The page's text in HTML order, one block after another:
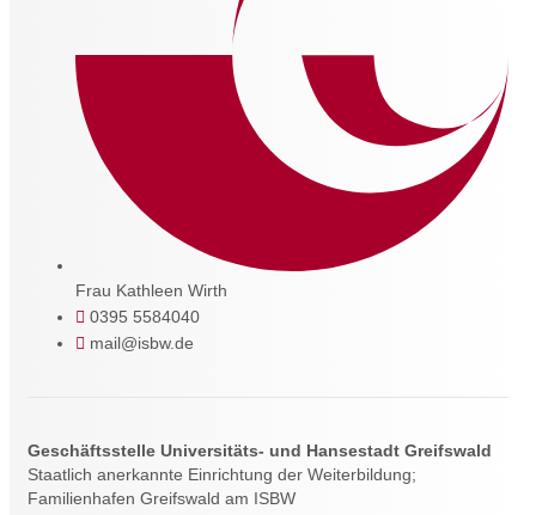
Frau Kathleen Wirth
0395 5584040
mail@isbw.de
Geschäftsstelle Universitäts- und Hansestadt Greifswald
Staatlich anerkannte Einrichtung der Weiterbildung;
Familienhafen Greifswald am ISBW